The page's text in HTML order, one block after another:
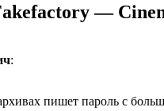
—
:
пишет пароль с